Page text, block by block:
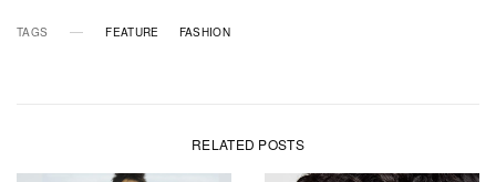
TAGS FEATURE FASHION
RELATED POSTS